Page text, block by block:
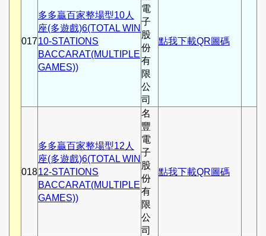
017
多多贏百家整場型10人
座(多遊戲)6(TOTAL WIN
10-STATIONS
BACCARAT(MULTIPLE
GAMES))
電
子
股
份
有
限
公
司
點我下載QR圖碼
018
多多贏百家整場型12人
座(多遊戲)6(TOTAL WIN
12-STATIONS
BACCARAT(MULTIPLE
GAMES))
名
豐
電
子
股
份
有
限
公
司
點我下載QR圖碼